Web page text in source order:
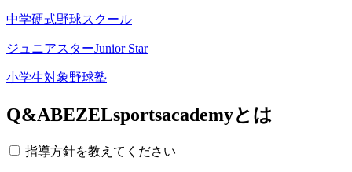
中学硬式野球スクール
ジュニアスターJunior Star
小学生対象野球塾
Q&ABEZELsportsacademyとは
指導方針を教えてください